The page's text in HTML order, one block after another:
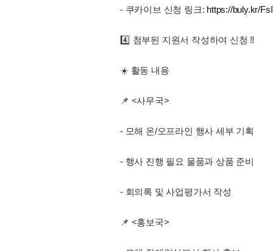
- 쿠카이브 신청 링크: https://buly.kr/
4️⃣ 첨부된 지원서 작성하여 신청 ‼️
☀️ 활동 내용
📌 <사무국>
- 모해 온/오프라인 행사 세부 기획
- 행사 진행 필요 물품과 상품 준비
- 회의록 및 사업평가서 작성
📌 <홍보국>